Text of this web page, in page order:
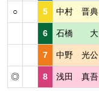
○ 5 中村 晋典
6 石橋 大
7 中野 光公
◎ 8 浅田 真吾